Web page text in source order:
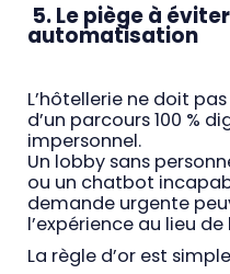
5. Le piège à
automatisation
L’hôtellerie ne doit
d’un parcours 100 %
impersonnel.
Un lobby sans
ou un chatbot
demande urgente
l’expérience au lieu de
La règle d’or est